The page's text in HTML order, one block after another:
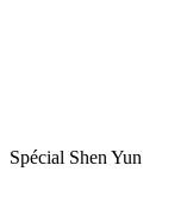
Spécial Shen Yun